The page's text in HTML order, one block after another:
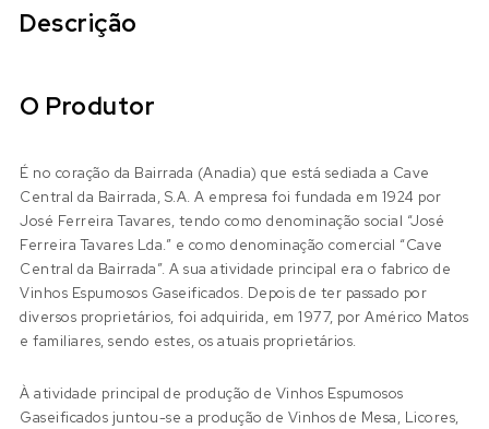
Descrição
O Produtor
É no coração da Bairrada (Anadia) que está sediada a Cave
Central da Bairrada, S.A. A empresa foi fundada em 1924 por
José Ferreira Tavares, tendo como denominação social “José
Ferreira Tavares Lda.” e como denominação comercial “Cave
Central da Bairrada”. A sua atividade principal era o fabrico de
Vinhos Espumosos Gaseificados. Depois de ter passado por
diversos proprietários, foi adquirida, em 1977, por Américo Matos
e familiares, sendo estes, os atuais proprietários.
À atividade principal de produção de Vinhos Espumosos
Gaseificados juntou-se a produção de Vinhos de Mesa, Licores,